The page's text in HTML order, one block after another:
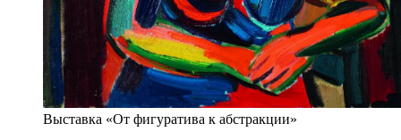
Выставка «От фигуратива к абстракции»